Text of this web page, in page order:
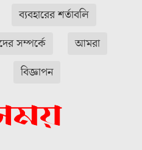
ব্যবহারের শর্তাবলি
সম্পর্কে
আমরা
বিজ্ঞাপন